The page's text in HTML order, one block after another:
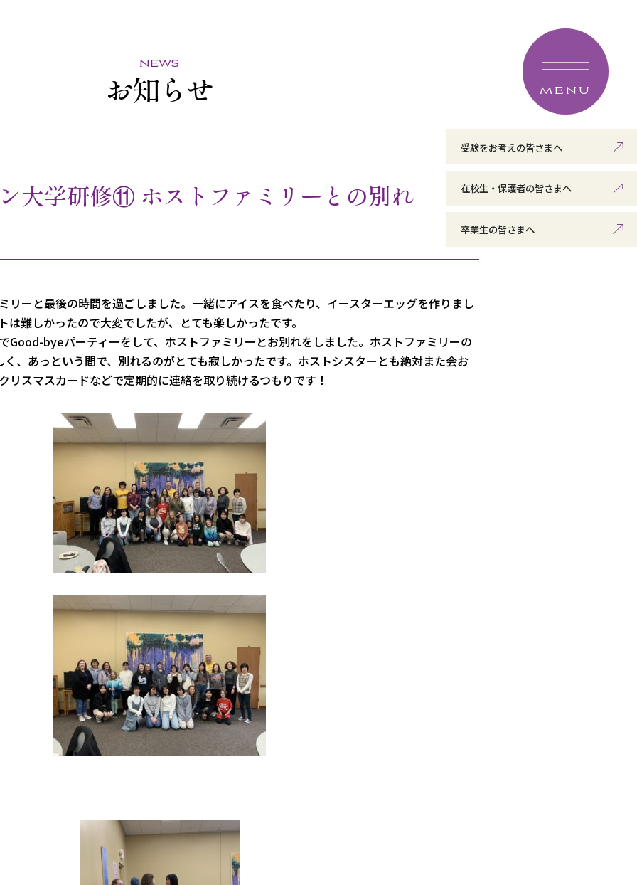
MENU
受験をお考えの皆さまへ
在校生・保護者の皆さまへ
卒業生の皆さまへ
news
お知らせ
大学研修⑪ ホストファミリーとの別れ
リーと最後の時間を過ごしました。一緒にアイスを食べたり、イースターエッグを作りまし
難しかったので大変でしたが、 とても楽しかったです。
Good-byeパーティーをして、ホストファミリーとお別れをしました。 ホストファミリーの
、 あっという間で、別れるのがとても寂しかったです。 ホストシスターとも絶対また会お
リスマスカードなどで定期的に連絡を取り続けるつも りです！